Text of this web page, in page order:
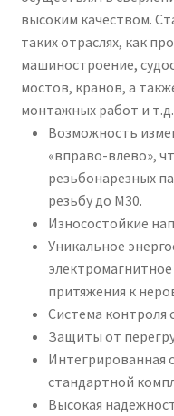
высоким качеством.
таких отраслях, как
машиностроение,
мостов, кранов, а
монтажных работ и т.д.
Возможность
«вправо-влево»,
резьбонарезных
резьбу до М30.
Износостойкие
Уникальное
притяжения к
Система контроля
Защиты от
Интегрированная
стандартной
Высокая